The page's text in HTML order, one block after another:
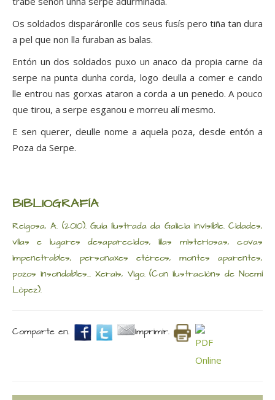
Os soldados disparáronlle cos seus fusís pero tiña tan dura
a pel que non lla furaban as balas.
Entón un dos soldados puxo un anaco da propia carne da
serpe na punta dunha corda, logo deulla a comer e cando
lle entrou nas gorxas ataron a corda a un penedo. A pouco
que tirou, a serpe esganou e morreu alí mesmo.
E sen querer, deulle nome a aquela poza, desde entón a
Poza da Serpe.
BIBLIOGRAFÍA
Reigosa, A. (2010). Guía ilustrada da Galicia invisible. Cidades,
vilas e lugares desaparecidos, illas misteriosas, covas
impenetrables, personaxes etéreos, montes aparentes,
pozos insondables... Xerais, Vigo. (Con ilustracións de Noemí
López).
Comparte en. Imprimir.